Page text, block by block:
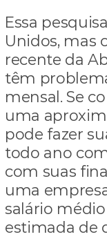
Essa
Unidos, mas
recente da
têm
mensal. Se
uma
pode fazer
todo ano
com suas
uma
salário
estimada de